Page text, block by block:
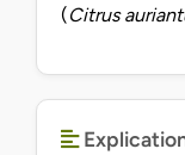
(Citrus